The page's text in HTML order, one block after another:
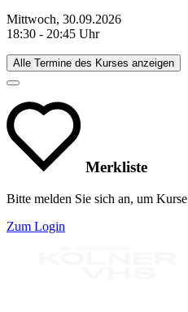
Mittwoch, 30.09.2026
18:30 - 20:45 Uhr
Alle Termine des Kurses anzeigen
Merkliste
Bitte melden Sie sich an, um
Zum Login